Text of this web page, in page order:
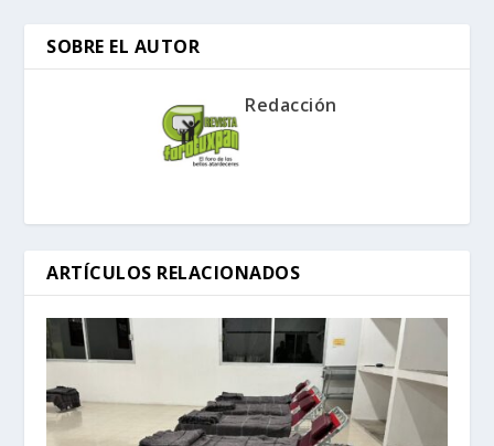
SOBRE EL AUTOR
Redacción
ARTÍCULOS RELACIONADOS